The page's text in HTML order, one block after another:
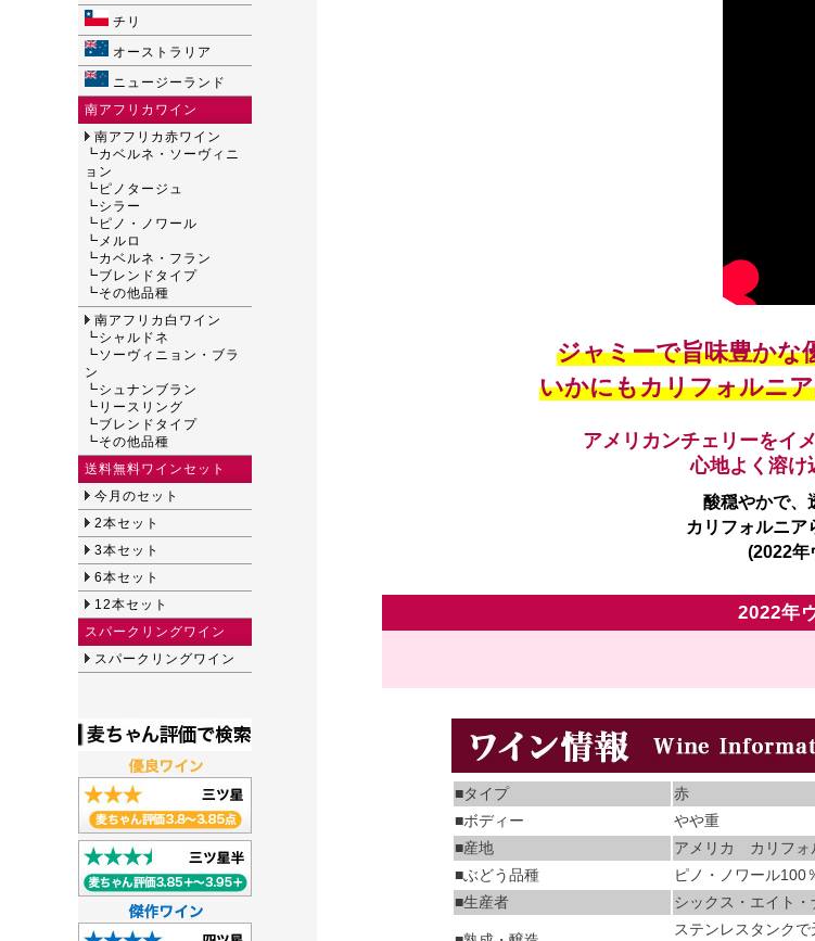
チリ
オーストラリア
ニュージーランド
南アフリカワイン
南アフリカ赤ワイン
┗カベルネ・ソーヴィニ
ョン
┗ ピノタージュ
┗シラー
┗ ピノ・ノワール
┗ メルロ
┗カベルネ・フラン
┗ブレンドタイプ
┗その他品種
南アフリカ白ワイン
┗シャルドネ
┗ソーヴィニョン・ブラ
ン
┗シュナンブラン
┗ リースリング
┗ブレンドタイプ
┗その他品種
送料無料ワインセット
今月のセット
2本セット
3本セット
6本セット
12本セット
スパークリングワイン
スパークリングワイン
ジャミーで旨味豊かな
いかにもカリフォルニ
アメリカンチェリーをイ
心地よく溶け
酸穏やかで、
カリフォルニア
(2022年
2022年
■タイプ
赤
■ボディー
やや重
■産地
アメリカ カリフォ
■ぶどう品種
ピノ・ノワール100
■生産者
シックス・エイト
ステンレスタンク